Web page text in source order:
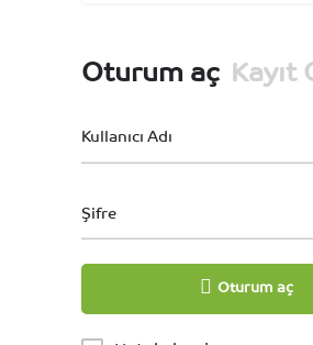
Oturum aç Kayıt
Kullanıcı Adı
Şifre
Oturum aç